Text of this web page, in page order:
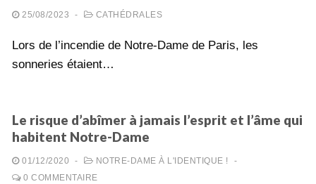
25/08/2023 - CATHÉDRALES
Lors de l’incendie de Notre-Dame de Paris, les
sonneries étaient…
Le risque d’abîmer à jamais l’esprit et l’âme qui
habitent Notre-Dame
01/12/2020 - NOTRE-DAME À L'IDENTIQUE !
-
0 COMMENTAIRE